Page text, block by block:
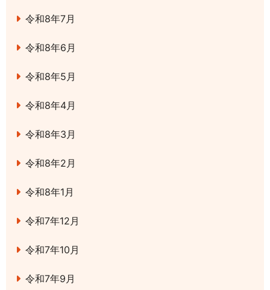
令和8年7月
令和8年6月
令和8年5月
令和8年4月
令和8年3月
令和8年2月
令和8年1月
令和7年12月
令和7年10月
令和7年9月